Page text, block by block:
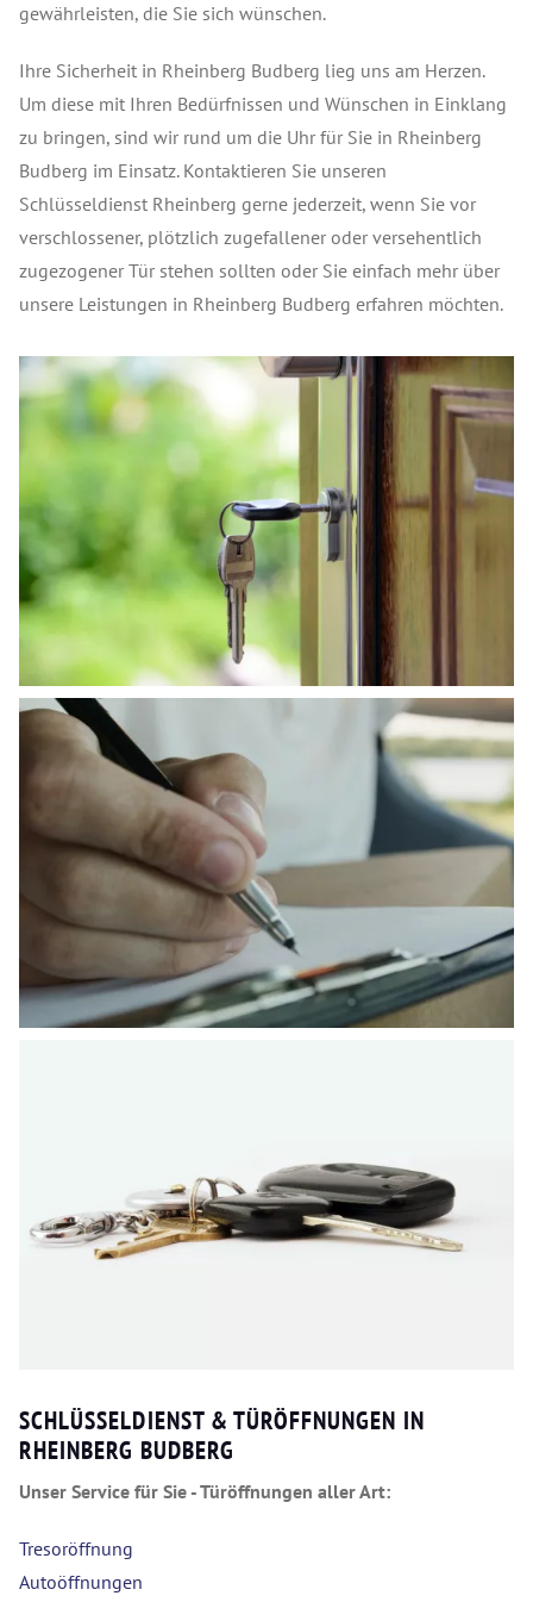
gewährleisten, die Sie sich wünschen.
Ihre Sicherheit in Rheinberg Budberg lieg uns am Herzen.
Um diese mit Ihren Bedürfnissen und Wünschen in Einklang
zu bringen, sind wir rund um die Uhr für Sie in Rheinberg
Budberg im Einsatz. Kontaktieren Sie unseren
Schlüsseldienst Rheinberg gerne jederzeit, wenn Sie vor
verschlossener, plötzlich zugefallener oder versehentlich
zugezogener Tür stehen sollten oder Sie einfach mehr über
unsere Leistungen in Rheinberg Budberg erfahren möchten.
SCHLÜSSELDIENST & TÜRÖFFNUNGEN IN
RHEINBERG BUDBERG
Unser Service für Sie - Türöffnungen aller Art:
Tresoröffnung
Autoöffnungen